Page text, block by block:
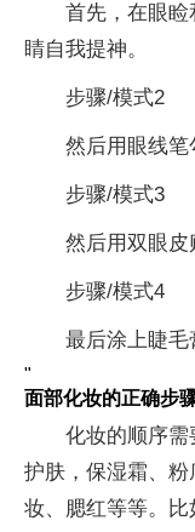
首先，在眼
睛自我提神。
步骤/模式2
然后用眼线笔
步骤/模式3
然后用双眼皮
步骤/模式4
最后涂上睫毛
"
面部化妆的正确步
化妆的顺序
护肤，保湿霜、
妆、腮红等等。